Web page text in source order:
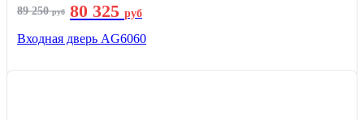
89 250руб 80 325 руб
Входная дверь AG6060